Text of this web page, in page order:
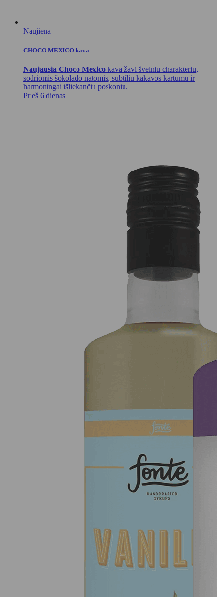
Naujiena
CHOCO MEXICO kava
Naujausia Choco Mexico kava žavi švelniu charakteriu,
sodriomis šokolado natomis, subtiliu kakavos kartumu ir
harmoningai išliekančiu poskoniu.
Prieš 6 dienas